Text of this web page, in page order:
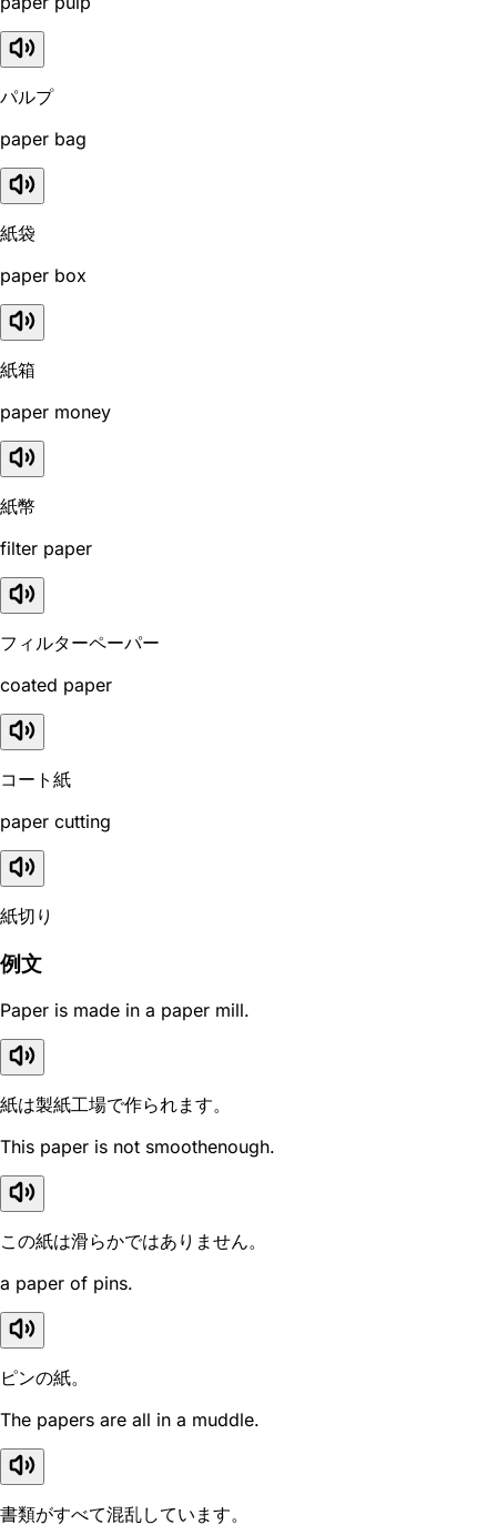
パルプ
paper bag
紙袋
paper box
紙箱
paper money
紙幣
filter paper
フィルターペーパー
coated paper
コート紙
paper cutting
紙切り
例文
Paper is made in a paper mill.
紙は製紙工場で作られます。
This paper is not smoothenough.
この紙は滑らかではありません。
a paper of pins.
ピンの紙。
The papers are all in a muddle.
書類がすべて混乱しています。